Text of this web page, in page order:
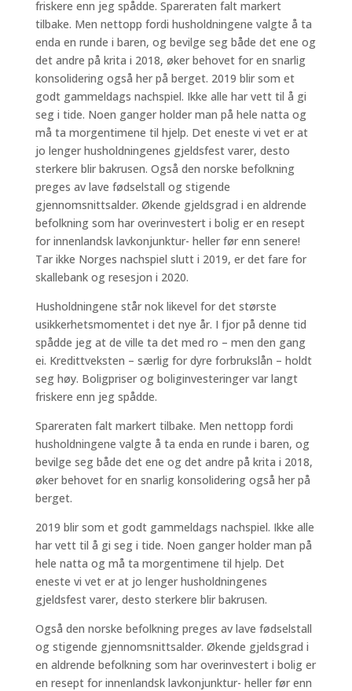
friskere enn jeg spådde. Spareraten falt markert
tilbake. Men nettopp fordi husholdningene valgte å ta
enda en runde i baren, og bevilge seg både det ene og
det andre på krita i 2018, øker behovet for en snarlig
konsolidering også her på berget. 2019 blir som et
godt gammeldags nachspiel. Ikke alle har vett til å gi
seg i tide. Noen ganger holder man på hele natta og
må ta morgentimene til hjelp. Det eneste vi vet er at
jo lenger husholdningenes gjeldsfest varer, desto
sterkere blir bakrusen. Også den norske befolkning
preges av lave fødselstall og stigende
gjennomsnittsalder. Økende gjeldsgrad i en aldrende
befolkning som har overinvestert i bolig er en resept
for innenlandsk lavkonjunktur- heller før enn senere!
Tar ikke Norges nachspiel slutt i 2019, er det fare for
skallebank og resesjon i 2020.
Husholdningene står nok likevel for det største
usikkerhetsmomentet i det nye år. I fjor på denne tid
spådde jeg at de ville ta det med ro – men den gang
ei. Kredittveksten – særlig for dyre forbrukslån – holdt
seg høy. Boligpriser og boliginvesteringer var langt
friskere enn jeg spådde.
Spareraten falt markert tilbake. Men nettopp fordi
husholdningene valgte å ta enda en runde i baren, og
bevilge seg både det ene og det andre på krita i 2018,
øker behovet for en snarlig konsolidering også her på
berget.
2019 blir som et godt gammeldags nachspiel. Ikke alle
har vett til å gi seg i tide. Noen ganger holder man på
hele natta og må ta morgentimene til hjelp. Det
eneste vi vet er at jo lenger husholdningenes
gjeldsfest varer, desto sterkere blir bakrusen.
Også den norske befolkning preges av lave fødselstall
og stigende gjennomsnittsalder. Økende gjeldsgrad i
en aldrende befolkning som har overinvestert i bolig er
en resept for innenlandsk lavkonjunktur- heller før enn